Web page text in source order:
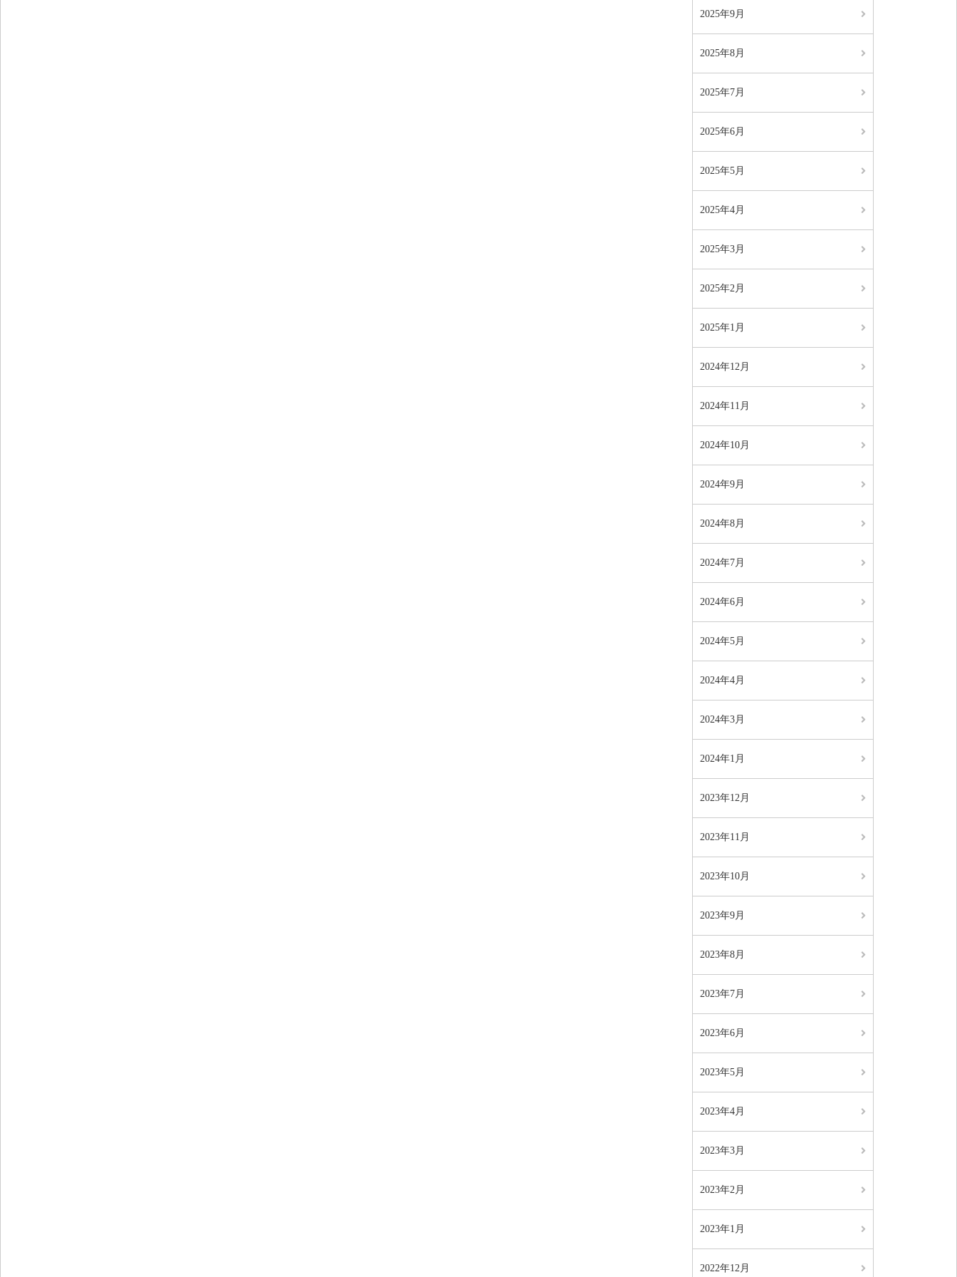
2025年9月
2025年8月
2025年7月
2025年6月
2025年5月
2025年4月
2025年3月
2025年2月
2025年1月
2024年12月
2024年11月
2024年10月
2024年9月
2024年8月
2024年7月
2024年6月
2024年5月
2024年4月
2024年3月
2024年1月
2023年12月
2023年11月
2023年10月
2023年9月
2023年8月
2023年7月
2023年6月
2023年5月
2023年4月
2023年3月
2023年2月
2023年1月
2022年12月